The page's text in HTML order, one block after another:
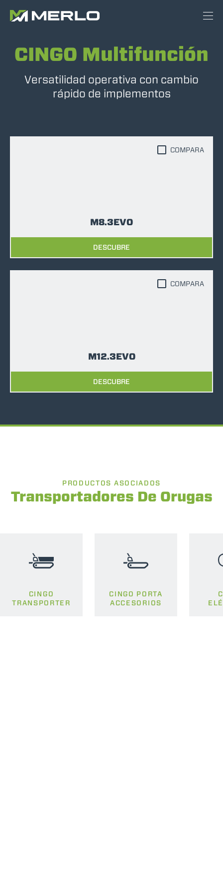
CINGO Multifunción
Versatilidad operativa con cambio
rápido de implementos
M8.3EVO
DESCUBRE
COMPARA
M12.3EVO
DESCUBRE
COMPARA
PRODUCTOS ASOCIADOS
Transportadores De Orugas
CINGO
TRANSPORTER
CINGO PORTA
ACCESORIOS